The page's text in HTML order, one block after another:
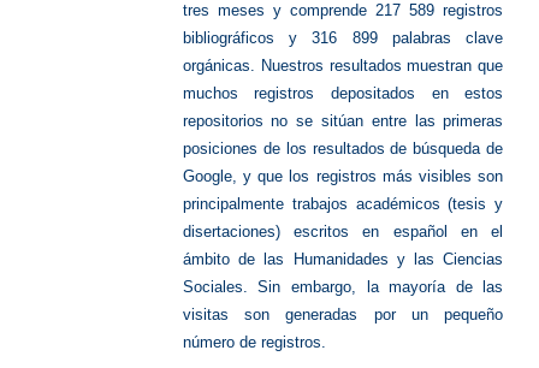
tres meses y comprende 217 589 registros
bibliográficos y 316 899 palabras clave
orgánicas. Nuestros resultados muestran que
muchos registros depositados en estos
repositorios no se sitúan entre las primeras
posiciones de los resultados de búsqueda de
Google, y que los registros más visibles son
principalmente trabajos académicos (tesis y
disertaciones) escritos en español en el
ámbito de las Humanidades y las Ciencias
Sociales. Sin embargo, la mayoría de las
visitas son generadas por un pequeño
número de registros.